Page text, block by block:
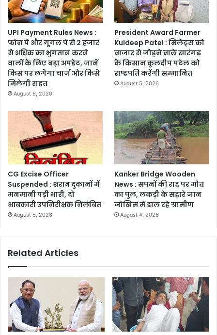
UPI Payment Rules News :
फोन पे और गूगल पे से 2 हजार
से अधिक का भुगतान करने
वालों के लिए बड़ा अपडेट, जानें
किस पर लगेगा चार्ज और किसे
मिलेगी राहत
August 6, 2026
President Award Farmer
Kuldeep Patel : मिलेट्स को
बाजार से जोड़ने वाले सारंगढ़
के किसान कुलदीप पटेल को
राष्ट्रपति करेंगी सम्मानित
August 5, 2026
CG Excise Officer
Suspended : शराब दुकानों में
मनमानी पड़ी भारी, दो
आबकारी उपनिरीक्षक निलंबित
August 5, 2026
Kanker Bridge Wooden
News : सपनों की राह पर मौत
का पुल, लकड़ी के सहारे जान
जोखिम में डाल रहे ग्रामीण
August 4, 2026
Related Articles